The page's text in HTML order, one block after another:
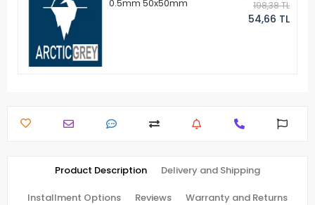
0.5mm 50x50mm
198,38 TL
54,66 TL
Product Description Delivery and Shipping
Installment Options Reviews Warranty and Returns